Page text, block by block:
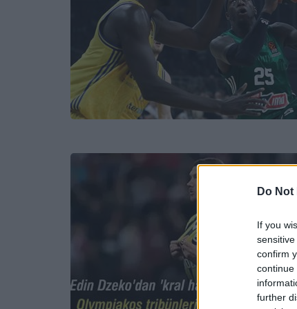
Do
If you
confirm
continue
further